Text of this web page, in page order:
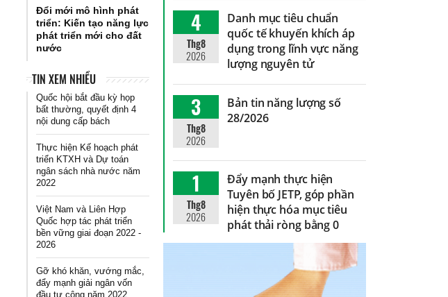
Đổi mới mô hình phát
triển: Kiến tạo năng lực
phát triển mới cho đất
nước
TIN XEM NHIỀU
Quốc hội bắt đầu kỳ họp
bất thường, quyết định 4
nội dung cấp bách
Thực hiện Kế hoạch phát
triển KTXH và Dự toán
ngân sách nhà nước năm
2022
Việt Nam và Liên Hợp
Quốc hợp tác phát triển
bền vững giai đoạn 2022 -
2026
Gỡ khó khăn, vướng mắc,
đẩy mạnh giải ngân vốn
đầu tư công năm 2022
4
Thg8
2026
Danh mục tiêu chuẩn
quốc tế khuyến khích áp
dụng trong lĩnh vực năng
lượng nguyên tử
3
Thg8
2026
Bản tin năng lượng số
28/2026
1
Thg8
2026
Đẩy mạnh thực hiện
Tuyên bố JETP, góp phần
hiện thực hóa mục tiêu
phát thải ròng bằng 0